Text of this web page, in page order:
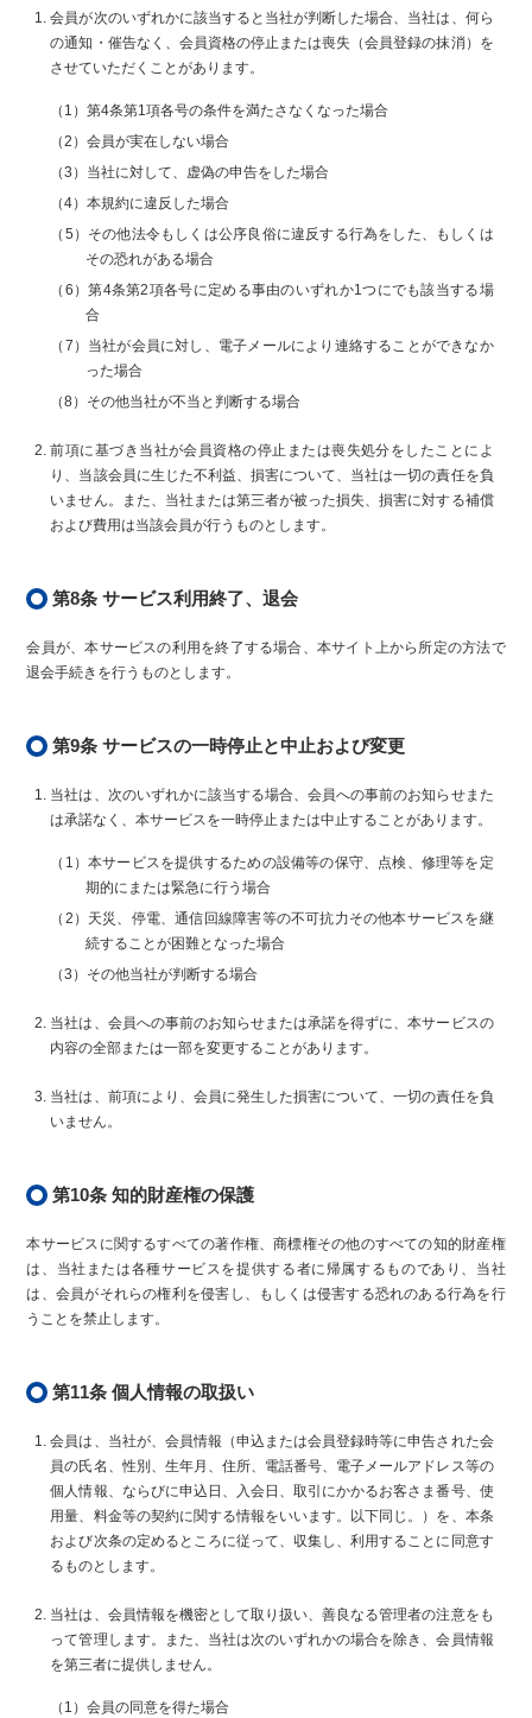
会員が次のいずれかに該当すると当社が判断した場合、当社は、何ら
の通知・催告なく、会員資格の停止または喪失（会員登録の抹消）を
させていただくことがあります。
（1）第4条第1項各号の条件を満たさなくなった場合
（2）会員が実在しない場合
（3）当社に対して、虚偽の申告をした場合
（4）本規約に違反した場合
（5）その他法令もしくは公序良俗に違反する行為をした、もしくは
その恐れがある場合
（6）第4条第2項各号に定める事由のいずれか1つにでも該当する場
合
（7）当社が会員に対し、電子メールにより連絡することができなか
った場合
（8）その他当社が不当と判断する場合
前項に基づき当社が会員資格の停止または喪失処分をしたことによ
り、当該会員に生じた不利益、損害について、当社は一切の責任を負
いません。また、当社または第三者が被った損失、損害に対する補償
および費用は当該会員が行うものとします。
第8条 サービス利用終了、退会
会員が、本サービスの利用を終了する場合、本サイト上から所定の方法で
退会手続きを行うものとします。
第9条 サービスの一時停止と中止および変更
当社は、次のいずれかに該当する場合、会員への事前のお知らせまた
は承諾なく、本サービスを一時停止または中止することがあります。
（1）本サービスを提供するための設備等の保守、点検、修理等を定
期的にまたは緊急に行う場合
（2）天災、停電、通信回線障害等の不可抗力その他本サービスを継
続することが困難となった場合
（3）その他当社が判断する場合
当社は、会員への事前のお知らせまたは承諾を得ずに、本サービスの
内容の全部または一部を変更することがあります。
当社は、前項により、会員に発生した損害について、一切の責任を負
いません。
第10条 知的財産権の保護
本サービスに関するすべての著作権、商標権その他のすべての知的財産権
は、当社または各種サービスを提供する者に帰属するものであり、当社
は、会員がそれらの権利を侵害し、もしくは侵害する恐れのある行為を行
うことを禁止します。
第11条 個人情報の取扱い
会員は、当社が、会員情報（申込または会員登録時等に申告された会
員の氏名、性別、生年月、住所、電話番号、電子メールアドレス等の
個人情報、ならびに申込日、入会日、取引にかかるお客さま番号、使
用量、料金等の契約に関する情報をいいます。以下同じ。）を、本条
および次条の定めるところに従って、収集し、利用することに同意す
るものとします。
当社は、会員情報を機密として取り扱い、善良なる管理者の注意をも
って管理します。また、当社は次のいずれかの場合を除き、会員情報
を第三者に提供しません。
（1）会員の同意を得た場合